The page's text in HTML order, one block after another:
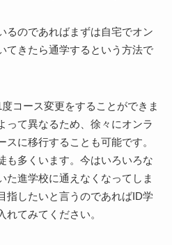
るのであればまずは自宅でオン
てきたら通学するという方法で
コース変更をすることができま
って異なるため、徐々にオンラ
に移行することも可能です。
も多くいます。今はいろいろな
た進学校に通えなくなってしま
指したいと言うのであればID学
れてみてください。